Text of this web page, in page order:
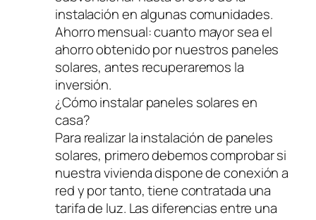
instalación en algunas comunidades.
Ahorro mensual: cuanto mayor sea el
ahorro obtenido por nuestros paneles
solares, antes recuperaremos la
inversión.
¿Cómo instalar paneles solares en
casa?
Para realizar la instalación de paneles
solares, primero debemos comprobar si
nuestra vivienda dispone de conexión a
red y por tanto, tiene contratada una
tarifa de luz. Las diferencias entre una